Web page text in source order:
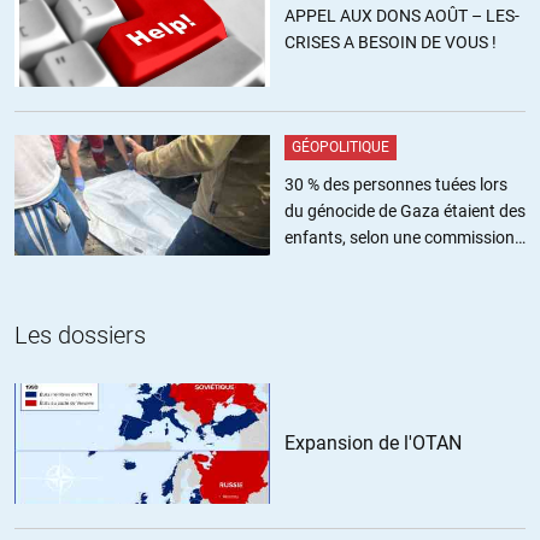
interrompt les déplacements non indispensables au premier rang
desquels les soins non urgents par pure et simple fermeture des
cabinets médicaux, donc à l’évidence toutes les vaccinations
soins…https://www.aimsib.org/2020/06/28/le-confinement-par-
covid-a-t-il-fait-baisser-le-nombre-des-morts-inopinees-du-
nourrisson/
+2 ALERTER
eugeniegrandet
j’espère qu’on va avoir le droit à l’avis:
– d’un joueur de foot
– d’une soprano de l’opéra
– d’une bibliothécaire
– d´un agent d’assurance
APPEL AUX DONS AOÛT – LES-
CRISES A BESOIN DE VOUS !
GÉOPOLITIQUE
30 % des personnes tuées lors
du génocide de Gaza étaient des
enfants, selon une commission
Les dossiers
Expansion de l'OTAN